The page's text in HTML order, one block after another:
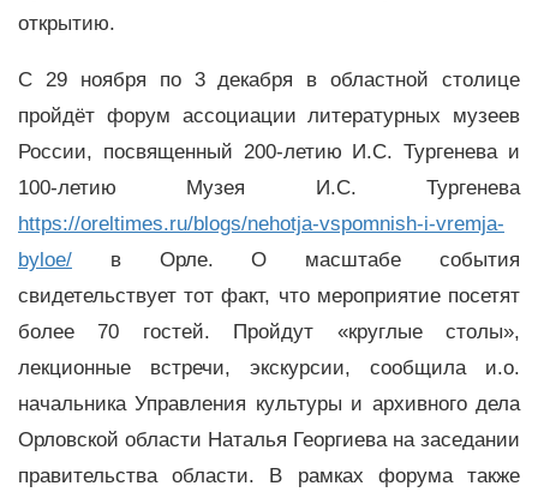
открытию.
С 29 ноября по 3 декабря в областной столице
пройдёт форум ассоциации литературных музеев
России, посвященный 200-летию И.С. Тургенева и
100-летию Музея И.С. Тургенева
https://oreltimes.ru/blogs/nehotja-vspomnish-i-vremja-
byloe/ в Орле. О масштабе события
свидетельствует тот факт, что мероприятие посетят
более 70 гостей. Пройдут «круглые столы»,
лекционные встречи, экскурсии, сообщила и.о.
начальника Управления культуры и архивного дела
Орловской области Наталья Георгиева на заседании
правительства области. В рамках форума также